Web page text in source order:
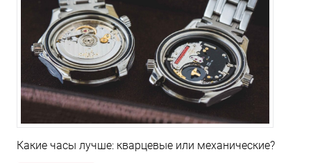
Какие часы лучше: кварцевые или механические?